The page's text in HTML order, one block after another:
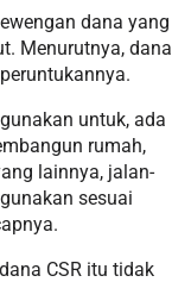
dana yang
Menurutnya, dana
untuk, ada
rumah,
lainnya, jalan-
sesuai
CSR itu tidak